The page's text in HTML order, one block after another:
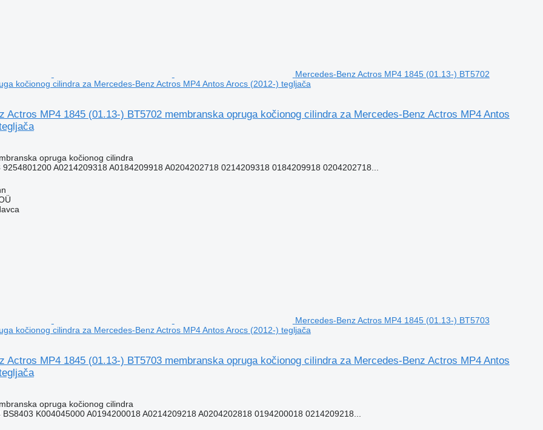
Mercedes-Benz Actros MP4 1845 (01.13-) BT5702
kočionog cilindra za Mercedes-Benz Actros MP4 Antos Arocs (2012-) tegljača
Actros MP4 1845 (01.13-) BT5702 membranska opruga kočionog cilindra za Mercedes-Benz Actros MP4 Antos
opruga kočionog cilindra
A0214209318 A0184209918 A0204202718 0214209318 0184209918 0204202718...
Mercedes-Benz Actros MP4 1845 (01.13-) BT5703
kočionog cilindra za Mercedes-Benz Actros MP4 Antos Arocs (2012-) tegljača
Actros MP4 1845 (01.13-) BT5703 membranska opruga kočionog cilindra za Mercedes-Benz Actros MP4 Antos
opruga kočionog cilindra
K004045000 A0194200018 A0214209218 A0204202818 0194200018 0214209218...